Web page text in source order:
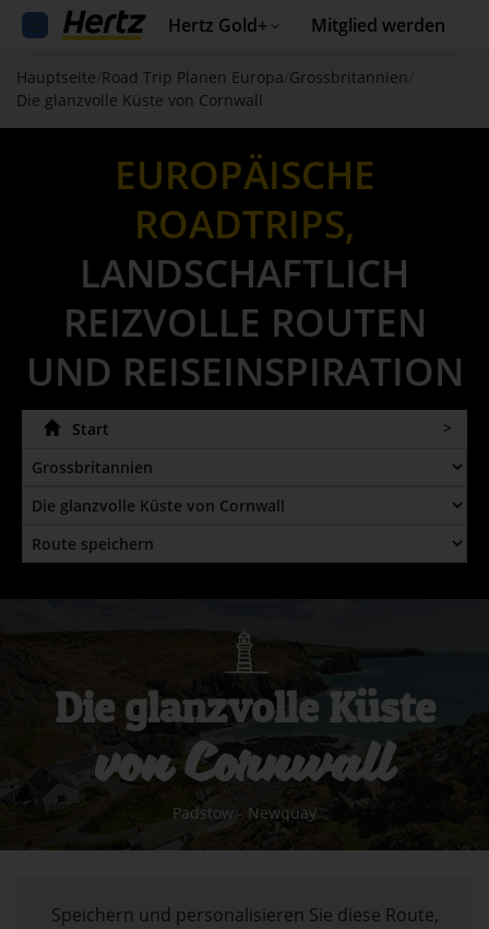
Hertz Gold+ Mitglied werden
Hauptseite Road Trip Planen Europa Grossbritannien
Die glanzvolle Küste von Cornwall
EUROPÄISCHE
ROADTRIPS,
LANDSCHAFTLICH
REIZVOLLE ROUTEN
UND REISEINSPIRATION
Start
Die glanzvolle Küste
von Cornwall
Padstow - Newquay
Speichern und personalisieren Sie diese Route,